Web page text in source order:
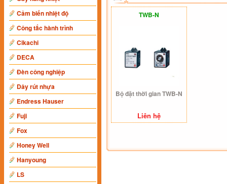
Cảm biến nhiệt độ
Công tắc hành trình
Cikachi
DECA
Đèn công nghiệp
Dây rút nhựa
Endress Hauser
Fuji
Fox
Honey Well
Hanyoung
LS
TWB-N
Bộ đặt thời gian TWB-N
Liên hệ